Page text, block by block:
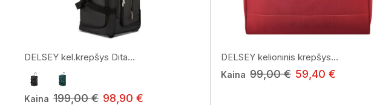
DELSEY kel.krepšys Dita...
Kaina 199,00 € 98,90 €
DELSEY kelioninis krepšys...
Kaina 99,00 € 59,40 €